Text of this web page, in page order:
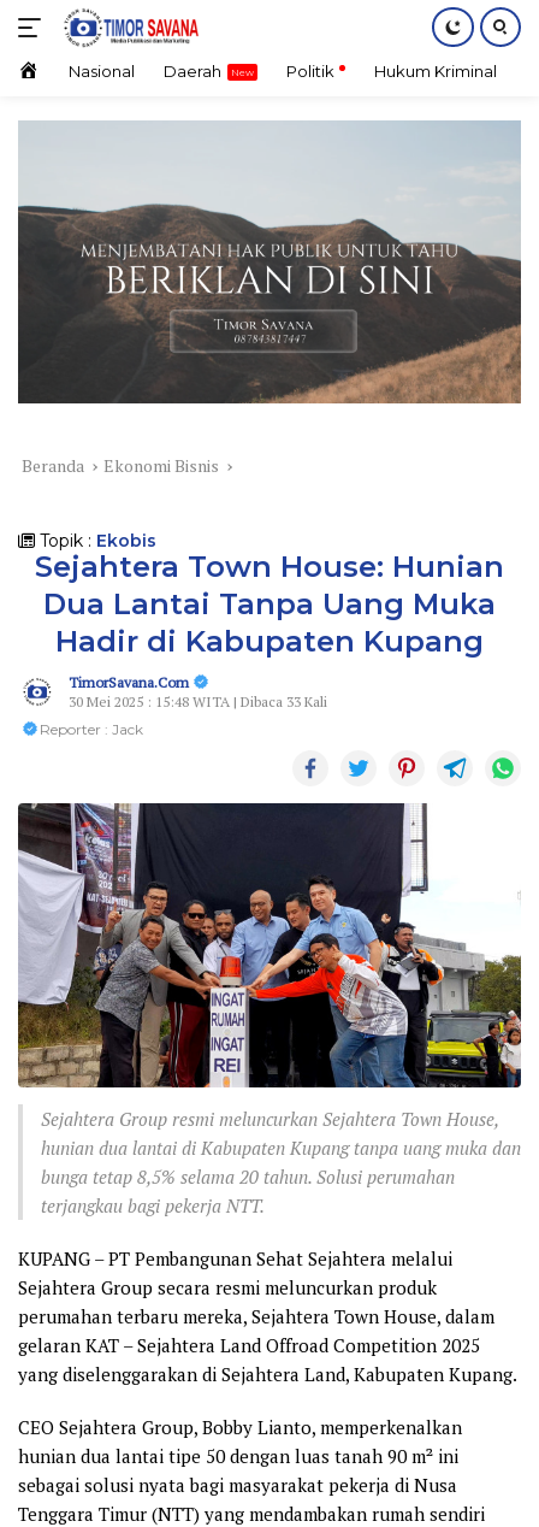
Langsung
konten HomeNasional Daerah Politik Hukum Kriminal
Beranda Ekonomi Bisnis
Topik : Ekobis
Sejahtera Town House: Hunian
Dua Lantai Tanpa Uang Muka
Hadir di Kabupaten Kupang
TimorSavana.Com
30 Mei 2025 : 15:48 WITA | Dibaca 33 Kali
Reporter : Jack
Sejahtera Group resmi meluncurkan Sejahtera Town House,
hunian dua lantai di Kabupaten Kupang tanpa uang muka dan
bunga tetap 8,5% selama 20 tahun. Solusi perumahan
terjangkau bagi pekerja NTT.
KUPANG – PT Pembangunan Sehat Sejahtera melalui
Sejahtera Group secara resmi meluncurkan produk
perumahan terbaru mereka, Sejahtera Town House, dalam
gelaran KAT – Sejahtera Land Offroad Competition 2025
yang diselenggarakan di Sejahtera Land, Kabupaten Kupang.
CEO Sejahtera Group, Bobby Lianto, memperkenalkan
hunian dua lantai tipe 50 dengan luas tanah 90 m² ini
sebagai solusi nyata bagi masyarakat pekerja di Nusa
Tenggara Timur (NTT) yang mendambakan rumah sendiri